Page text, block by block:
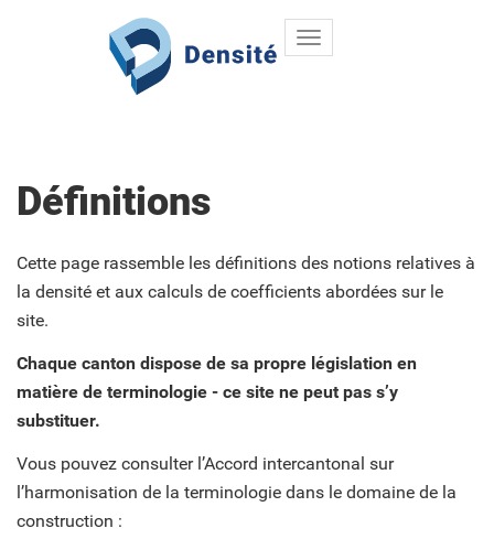
Aller au contenu principal
Toggle
Définitions
Cette page rassemble les définitions des notions relatives à
la densité et aux calculs de coefficients abordées sur le
site.
Chaque canton dispose de sa propre législation en
matière de terminologie - ce site ne peut pas s’y
substituer.
Vous pouvez consulter l’Accord intercantonal sur
l’harmonisation de la terminologie dans le domaine de la
construction :